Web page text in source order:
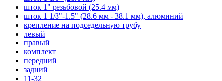
шток 1" резьбовой (25.4 мм)
шток 1 1/8"-1.5" (28.6 мм - 38.1 мм), алюминий
крепление на подседельную трубу
левый
правый
комплект
передний
задний
11-32